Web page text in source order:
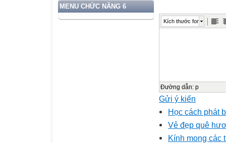
MENU CHỨC NĂNG 6
Kích thước font
Đường dẫn: p
Gửi ý kiến
Học cách phát
Vẻ đẹp quê
Kính mong các